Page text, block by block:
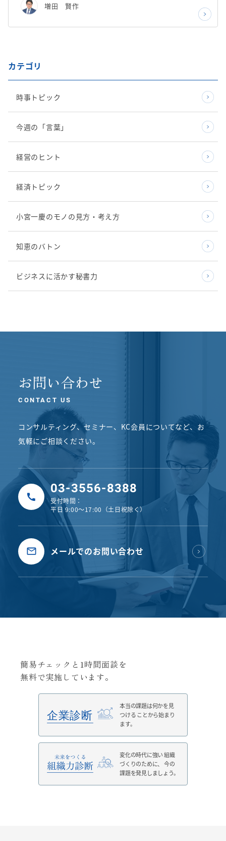
増田 賢作
カテゴリ
時事トピック
今週の「言葉」
経営のヒント
経済トピック
小宮一慶のモノの見方・考え方
知恵のバトン
ビジネスに活かす秘書力
お問い合わせ
CONTACT US
コンサルティング、セミナー、KC会員についてなど、 お
気軽にご相談ください。
03-3556-8388
受付時間：
平日 9:00〜17:00（土日祝除く）
メールでのお問い合わせ
簡易チェックと1時間面談を
無料で実施しています。
本当の課題は何かを見
つける ことから始まり
ます。
変化の時代に強い組織
づくりのために、
今の
課題を発見しましょう。